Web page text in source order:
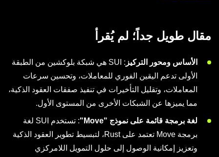
مقال طويل جداً؛ لم يُقرأ
الأساس ومحور التركيز
: SUI هي شبكة بلوكشين من الطبقة
الأولى تدعم اليقين الفوري للمعاملات، وتحسين سرعات
المعاملات، وتقليل التأخيرات في تنفيذ صفقات العقود الذكية،
مما يميزها عن الشبكات الأخرى من المستوى الأول.
لغة برمجة قائمة على نموذج "Move"
: تستخدم SUI لغة
برمجة Move تعتمد على Rust، لتبسيط تطوير العقود الذكية
وتعزيز إمكانية الوصول إلى حلول التمويل اللامركزي